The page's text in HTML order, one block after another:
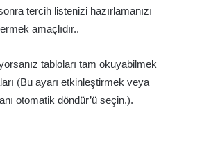
tercih listenizi hazırlamanızı
amaçlıdır..
tabloları tam okuyabilmek
(Bu ayarı etkinleştirmek veya
otomatik döndür’ü seçin.).